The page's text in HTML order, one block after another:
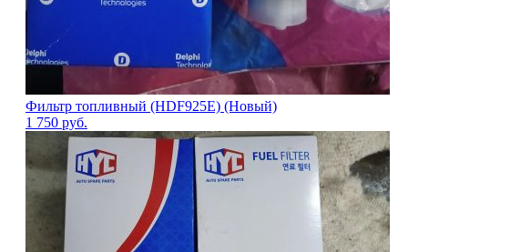
Фильтр топливный (HDF925E) (Новый)
1 750 руб.